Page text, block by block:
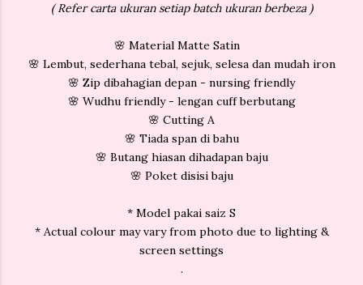
( Refer carta ukuran setiap batch ukuran berbeza )
🌸 Material Matte Satin
🌸 Lembut, sederhana tebal, sejuk, selesa dan mudah iron
🌸 Zip dibahagian depan - nursing friendly
🌸 Wudhu friendly - lengan cuff berbutang
🌸 Cutting A
🌸 Tiada span di bahu
🌸 Butang hiasan dihadapan baju
🌸 Poket disisi baju
* Model pakai saiz S
* Actual colour may vary from photo due to lighting &
screen settings
.